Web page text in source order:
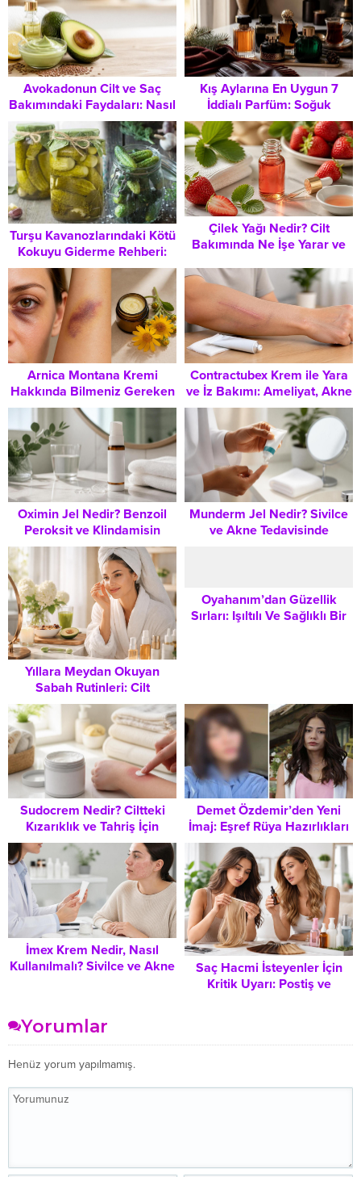
Avokadonun Cilt ve Saç
Bakımındaki Faydaları: Nasıl
Kullanılır, Nelere Dikkat
Edilmeli?
Kış Aylarına En Uygun 7
İddialı Parfüm: Soğuk
Havalarda Kalıcılığı Yüksek
Koku Seçimleri
Turşu Kavanozlarındaki Kötü
Kokuyu Giderme Rehberi:
Doğal ve Etkili Yöntemler
Çilek Yağı Nedir? Cilt
Bakımında Ne İşe Yarar ve
Arnica Montana Kremi
Hakkında Bilmeniz Gereken
Her Şey: Kullanım Alanları
ve Doğru Uygulama
Yöntemleri
Contractubex Krem ile Yara
ve İz Bakımı: Ameliyat, Akne
ve Çatlak İzlerine Yönelik
Kapsamlı Bilgiler
Oximin Jel Nedir? Benzoil
Peroksit ve Klindamisin
Fosfat İçeren Bu Ürün Nasıl
Kullanılır, Nelere Dikkat
Edilmeli?
Munderm Jel Nedir? Sivilce
ve Akne Tedavisinde
Yıllara Meydan Okuyan
Sabah Rutinleri: Cilt
Bakımından İç Sağlığa
Kapsamlı Rehber
Oyahanım’dan Güzellik
Sırları: Işıltılı Ve Sağlıklı Bir
Sudocrem Nedir? Ciltteki
Kızarıklık ve Tahriş İçin
Doğru Kullanım Yöntemleri
Demet Özdemir’den Yeni
İmaj: Eşref Rüya Hazırlıkları
İçin Kısa Saç Denemesi
İmex Krem Nedir, Nasıl
Kullanılmalı? Sivilce ve Akne
Saç Hacmi İsteyenler İçin
Kritik Uyarı: Postiş ve
Yorumlar
Henüz yorum yapılmamış.